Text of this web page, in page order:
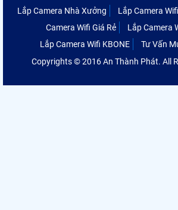
Lắp Camera Nhà Xưởng
Lắp Camera
Camera Wifi Giá Rẻ
Lắp Camera
Lắp Camera Wifi KBONE
Tư Vấn
Copyrights © 2016 An Thành Phát. All